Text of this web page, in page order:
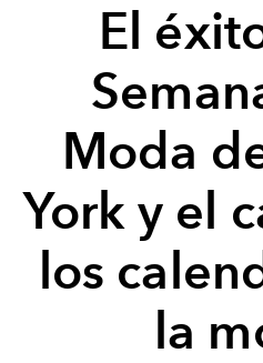
El
Moda
York y el
los
la